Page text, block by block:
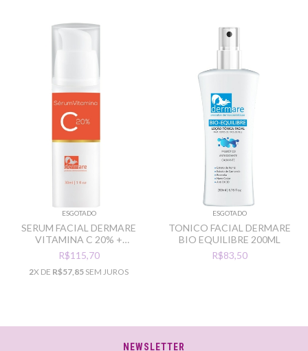
ESGOTADO
SERUM FACIAL DERMARE
VITAMINA C 20% +
VITAMINA E 30ML
R$115,70
2X DE R$57,85 SEM JUROS
ESGOTADO
TONICO FACIAL DERMARE
BIO EQUILIBRE 200ML
R$83,50
NEWSLETTER